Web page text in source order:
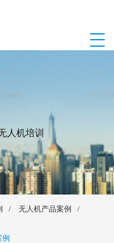
人机培训
无人机产品案例